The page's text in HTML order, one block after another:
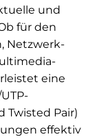
und
für den
Netzwerk-
eine
Twisted Pair)
effektiv